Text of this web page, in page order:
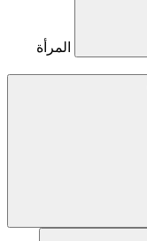
المرأة